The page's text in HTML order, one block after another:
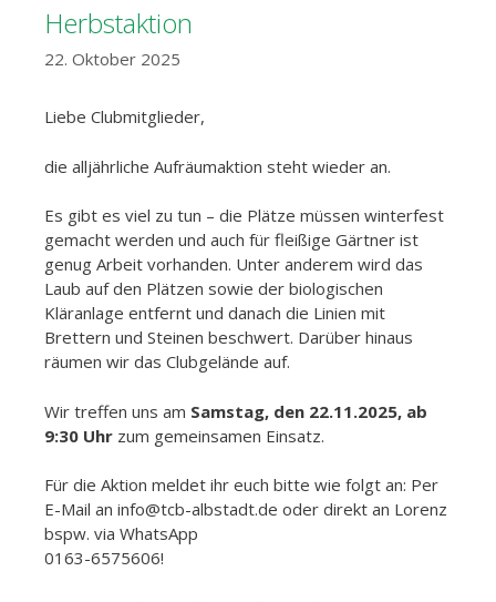
Herbstaktion
22. Oktober 2025
Liebe Clubmitglieder,
die alljährliche Aufräumaktion steht wieder an.
Es gibt es viel zu tun – die Plätze müssen winterfest
gemacht werden und auch für fleißige Gärtner ist
genug Arbeit vorhanden. Unter anderem wird das
Laub auf den Plätzen sowie der biologischen
Kläranlage entfernt und danach die Linien mit
Brettern und Steinen beschwert. Darüber hinaus
räumen wir das Clubgelände auf.
Wir treffen uns am Samstag, den 22.11.2025, ab
9:30 Uhr zum gemeinsamen Einsatz.
Für die Aktion meldet ihr euch bitte wie folgt an: Per
E-Mail an info@tcb-albstadt.de oder direkt an Lorenz
bspw. via WhatsApp
0163-6575606!